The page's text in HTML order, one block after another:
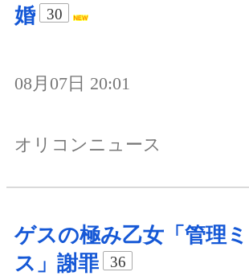
婚
30
08月07日 20:01
オリコンニュース
ゲスの極み乙女「管理ミ
ス」謝罪
36